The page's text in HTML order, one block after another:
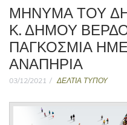
ΜΗΝΥΜΑ ΤΟΥ
Κ. ΔΗΜΟΥ
ΠΑΓΚΟΣΜΙΑ
ΑΝΑΠΗΡΙΑ
03/12/2021 ΔΕΛΤΙΑ ΤΥΠΟΥ